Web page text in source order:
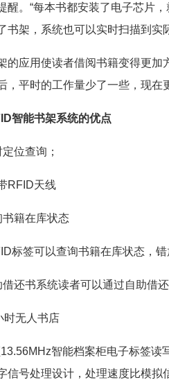
醒。“每本书都安装了电子芯片
书架，系统也可以实时扫描到实
的应用使读者借阅书籍变得更加
，平时的工作量少了一些，现在
智能书架系统的优点
位查询；
RFID天线
籍在库状态
标签可以查询书籍在库状态，错
还书系统读者可以通过自助借
无人书店
智能档案柜电子标签读
信号处理设计，处理速度比模